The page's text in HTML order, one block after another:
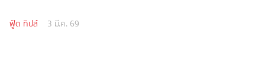
ฟู้ด ทิปส์ 3 มี.ค. 69